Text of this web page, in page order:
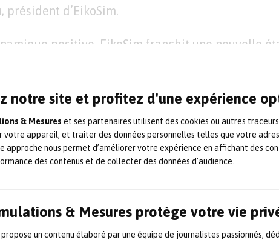
notre site et profitez d'une expérience
& Mesures et ses partenaires utilisent des cookies ou autres
votre appareil, et traiter des données personnelles telles que votre
approche nous permet d’améliorer votre expérience en affichant des
des contenus et de collecter des données d’audience.
& Mesures protège votre vie
un contenu élaboré par une équipe de journalistes passionnés,
président d’EikoSim.
positive, EikoSim franchit une nouvelle
en annonçant le lancement de EikoTwin
d’études. L’objectif de ce nouveau logiciel :
au développement d’un jumeau numérique, lieu
modèles de simulation. «Par rapport à EikoTwin
par deux principaux apports en termes de
modèles de simulation en fonction des données